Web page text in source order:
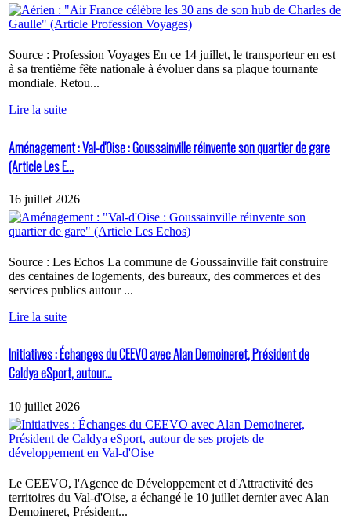
Source : Profession Voyages En ce 14 juillet, le transporteur en est
à sa trentième fête nationale à évoluer dans sa plaque tournante
mondiale. Retou...
Lire la suite
Aménagement : Val-d'Oise : Goussainville réinvente son quartier de gare
(Article Les E...
16 juillet 2026
Source : Les Echos La commune de Goussainville fait construire
des centaines de logements, des bureaux, des commerces et des
services publics autour ...
Lire la suite
Initiatives : Échanges du CEEVO avec Alan Demoineret, Président de
Caldya eSport, autour...
10 juillet 2026
Le CEEVO, l'Agence de Développement et d'Attractivité des
territoires du Val-d'Oise, a échangé le 10 juillet dernier avec Alan
Demoineret, Président...